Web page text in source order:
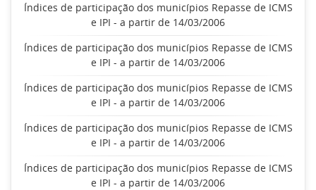
Índices de participação dos municípios Repasse de ICMS
e IPI - a partir de 14/03/2006
Índices de participação dos municípios Repasse de ICMS
e IPI - a partir de 14/03/2006
Índices de participação dos municípios Repasse de ICMS
e IPI - a partir de 14/03/2006
Índices de participação dos municípios Repasse de ICMS
e IPI - a partir de 14/03/2006
Índices de participação dos municípios Repasse de ICMS
e IPI - a partir de 14/03/2006